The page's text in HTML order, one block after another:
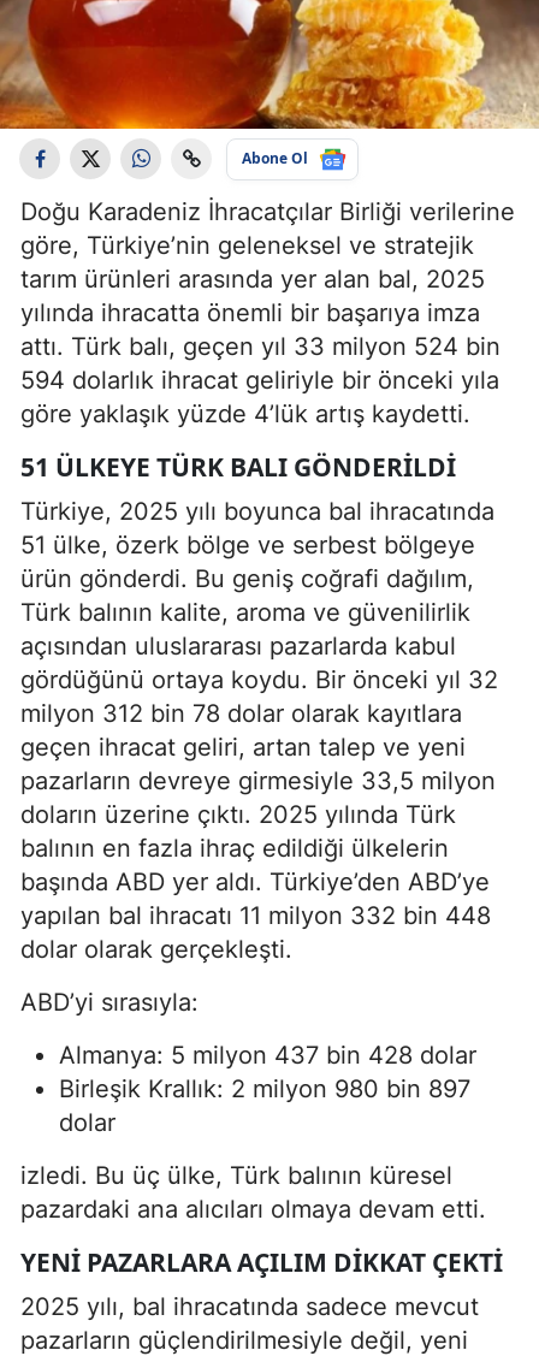
Abone Ol
Doğu Karadeniz İhracatçılar Birliği verilerine
göre, Türkiye’nin geleneksel ve stratejik
tarım ürünleri arasında yer alan bal, 2025
yılında ihracatta önemli bir başarıya imza
attı. Türk balı, geçen yıl 33 milyon 524 bin
594 dolarlık ihracat geliriyle bir önceki yıla
göre yaklaşık yüzde 4’lük artış kaydetti.
51 ÜLKEYE TÜRK BALI GÖNDERILDI
Türkiye, 2025 yılı boyunca bal ihracatında
51 ülke, özerk bölge ve serbest bölgeye
ürün gönderdi. Bu geniş coğrafi dağılım,
Türk balının kalite, aroma ve güvenilirlik
açısından uluslararası pazarlarda kabul
gördüğünü ortaya koydu. Bir önceki yıl 32
milyon 312 bin 78 dolar olarak kayıtlara
geçen ihracat geliri, artan talep ve yeni
pazarların devreye girmesiyle 33,5 milyon
doların üzerine çıktı. 2025 yılında Türk
balının en fazla ihraç edildiği ülkelerin
başında ABD yer aldı. Türkiye’den ABD’ye
yapılan bal ihracatı 11 milyon 332 bin 448
dolar olarak gerçekleşti.
ABD’yi sırasıyla:
Almanya: 5 milyon 437 bin 428 dolar
Birleşik Krallık: 2 milyon 980 bin 897
dolar
izledi. Bu üç ülke, Türk balının küresel
pazardaki ana alıcıları olmaya devam etti.
YENI PAZARLARA AÇILIM DIKKAT ÇEKTI
2025 yılı, bal ihracatında sadece mevcut
pazarların güçlendirilmesiyle değil, yeni